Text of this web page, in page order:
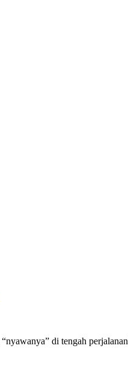
di tengah